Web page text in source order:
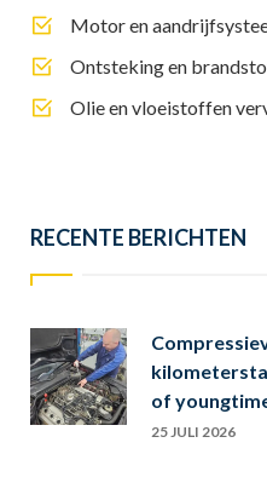
Motor en
Ontsteking en
Olie en vloeistoffen
RECENTE BERICHTEN
of
25 JULI 2026